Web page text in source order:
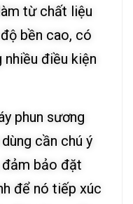
từ chất liệu
bền cao, có
điều kiện
phun sương
cần chú ý
đảm bảo đặt
để nó tiếp xúc